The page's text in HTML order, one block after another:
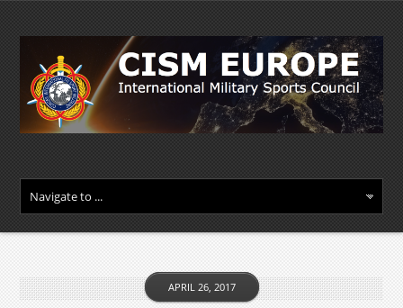
APRIL 26, 2017